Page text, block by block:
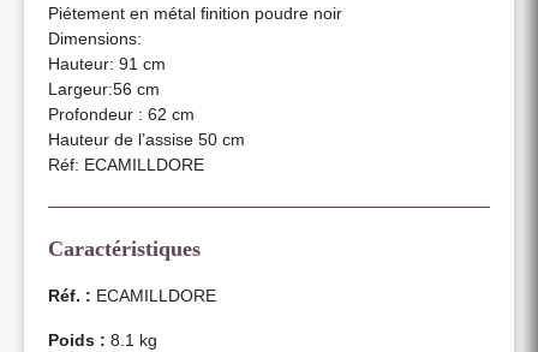
Piétement en métal finition poudre noir
Dimensions:
Hauteur: 91 cm
Largeur:56 cm
Profondeur : 62 cm
Hauteur de l’assise 50 cm
Réf: ECAMILLDORE
Caractéristiques
Réf. : ECAMILLDORE
Poids : 8.1 kg